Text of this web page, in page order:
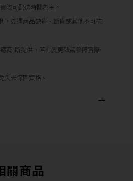
際可配送時間為主。
，如遇商品缺貨、斷貨或其他不可抗
商)所提供，若有變更敬請參照實際
失去保固資格。
關商品